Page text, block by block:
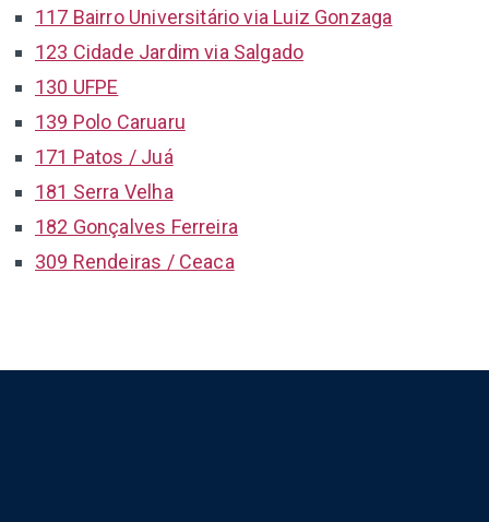
117 Bairro Universitário via Luiz Gonzaga
123 Cidade Jardim via Salgado
130 UFPE
139 Polo Caruaru
171 Patos / Juá
181 Serra Velha
182 Gonçalves Ferreira
309 Rendeiras / Ceaca